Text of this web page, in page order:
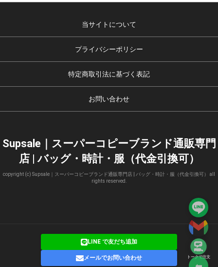
トークで注文
当サイトについて
プライバシーポリシー
特定商取引法に基づく表記
お問い合わせ
Supsale｜スーパーコピーブランド通販専門
店 | バッグ・時計・服（代金引換可）
copyright (c) Supsale｜スーパーコピーブランド通販専門店 | バッグ・時計・服（代金引換可） all
rights reserved.
LINE で友だち追加
メールでお問い合わせ